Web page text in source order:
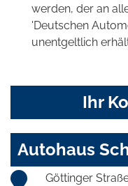
werden, der an
'Deutschen
unentgeltlich
Ihr
Autohaus
Göttinger